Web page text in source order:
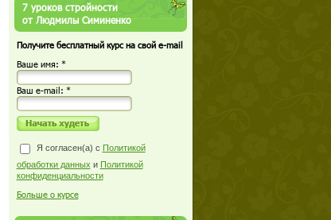
7 уроков стройности
от Людмилы Симиненко
Получите бесплатный курс на свой e-mail
Ваше имя: *
Ваш е-mail: *
Я согласен(а) с Политикой
обработки данных и Политикой
конфиденциальности
Больше о курсе